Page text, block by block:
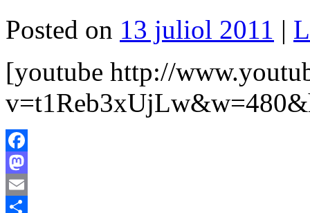
Posted on 13 juliol 2011 |
[youtube http://
Facebook
Mastodon
Email